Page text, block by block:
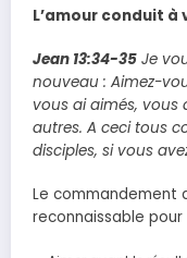
L’amour conduit à
Jean 13:34-35 Je
nouveau : Aimez-
vous ai aimés, vous
autres. A ceci tous
disciples, si vous
Le commandement
reconnaissable pour